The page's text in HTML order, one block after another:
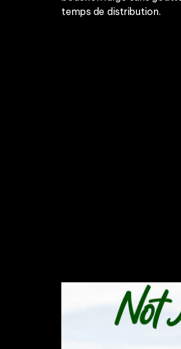
temps de distribution.